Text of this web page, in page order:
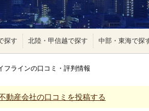
探す 北陸・甲信越で探す 中部・東海で探
フラインの口コミ・評判情報
動産会社の口コミを投稿する